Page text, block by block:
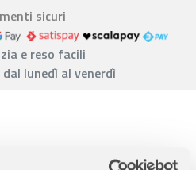
sicuri
e reso facili
lunedì al venerdì
Red Dun - Cavallo